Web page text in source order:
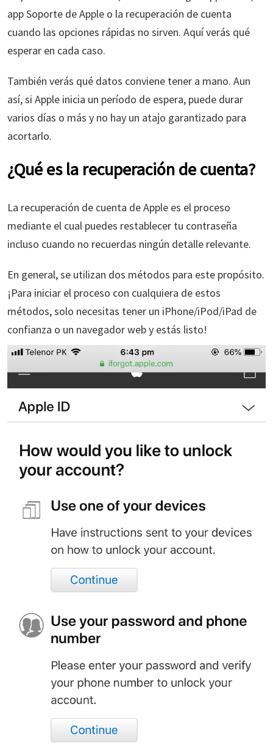
app Soporte de Apple o la recuperación de cuenta
cuando las opciones rápidas no sirven. Aquí verás qué
esperar en cada caso.
También verás qué datos conviene tener a mano. Aun
así, si Apple inicia un período de espera, puede durar
varios días o más y no hay un atajo garantizado para
acortarlo.
¿Qué es la recuperación de cuenta?
La recuperación de cuenta de Apple es el proceso
mediante el cual puedes restablecer tu contraseña
incluso cuando no recuerdas ningún detalle relevante.
En general, se utilizan dos métodos para este propósito.
¡Para iniciar el proceso con cualquiera de estos
métodos, solo necesitas tener un iPhone/iPod/iPad de
confianza o un navegador web y estás listo!